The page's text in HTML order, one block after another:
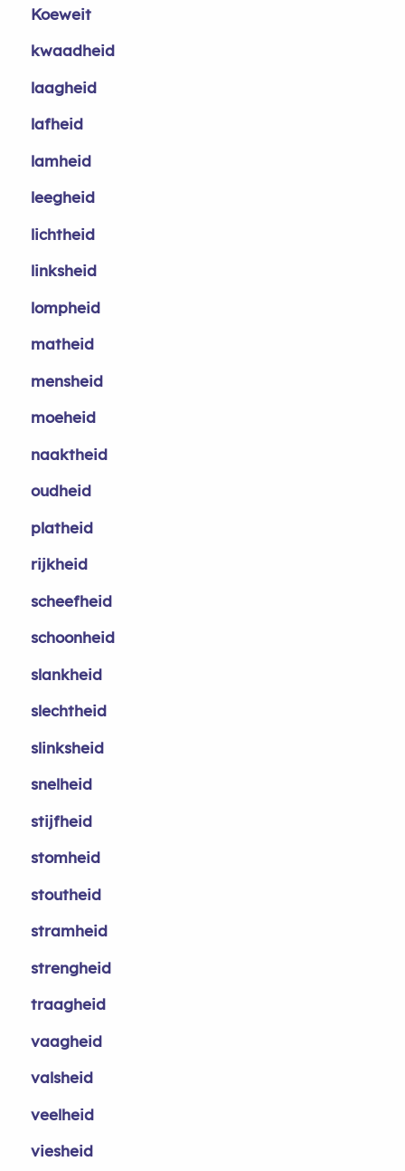
Koeweit
kwaadheid
laagheid
lafheid
lamheid
leegheid
lichtheid
linksheid
lompheid
matheid
mensheid
moeheid
naaktheid
oudheid
platheid
rijkheid
scheefheid
schoonheid
slankheid
slechtheid
slinksheid
snelheid
stijfheid
stomheid
stoutheid
stramheid
strengheid
traagheid
vaagheid
valsheid
veelheid
viesheid